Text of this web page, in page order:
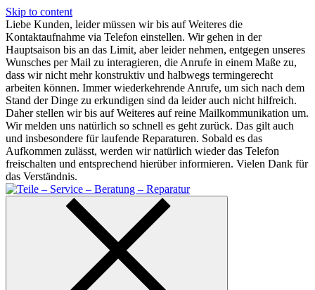
Skip to content
Liebe Kunden, leider müssen wir bis auf Weiteres die
Kontaktaufnahme via Telefon einstellen. Wir gehen in der
Hauptsaison bis an das Limit, aber leider nehmen, entgegen unseres
Wunsches per Mail zu interagieren, die Anrufe in einem Maße zu,
dass wir nicht mehr konstruktiv und halbwegs termingerecht
arbeiten können. Immer wiederkehrende Anrufe, um sich nach dem
Stand der Dinge zu erkundigen sind da leider auch nicht hilfreich.
Daher stellen wir bis auf Weiteres auf reine Mailkommunikation um.
Wir melden uns natürlich so schnell es geht zurück. Das gilt auch
und insbesondere für laufende Reparaturen. Sobald es das
Aufkommen zulässt, werden wir natürlich wieder das Telefon
freischalten und entsprechend hierüber informieren. Vielen Dank für
das Verständnis.